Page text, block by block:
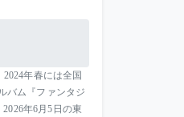
年春には全国
バム『ファンタジ
年6月5日の東